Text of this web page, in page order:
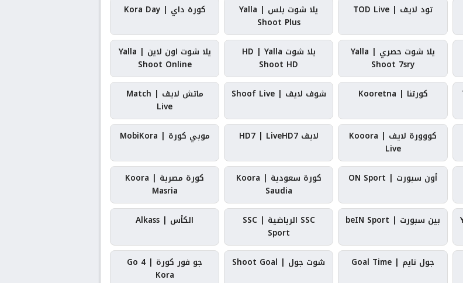
تود لايف | TOD Live
يلا شوت بلس | Yalla
Shoot Plus
كورة داي | Kora Day
يلا شوت حصري | Yalla
Shoot 7sry
يلا شوت HD | Yalla
Shoot HD
يلا شوت اون لاين | Yalla
Shoot Online
كورتنا | Kooretna شوف لايف | Shoof Live
ماتش لايف | Match
Live
كووورة لايف | Kooora
Live
لايف HD7 | LiveHD7 موبي كورة | MobiKora
أون سبورت | ON Sport
كورة سعودية | Koora
Saudia
كورة مصرية | Koora
Masria
بين سبورت | beIN Sport
SSC الرياضية | SSC
Sport
الكأس | Alkass
جول تايم | Goal Time شوت جول | Shoot Goal
جو فور كورة | Go 4
Kora